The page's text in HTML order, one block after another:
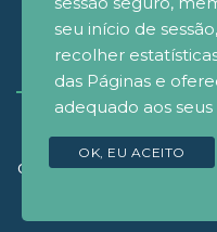
© Copyrignt 2021 -
direitos reservados.
seu início de
recolher
das Páginas e
adequado aos seus
OK, EU ACEITO